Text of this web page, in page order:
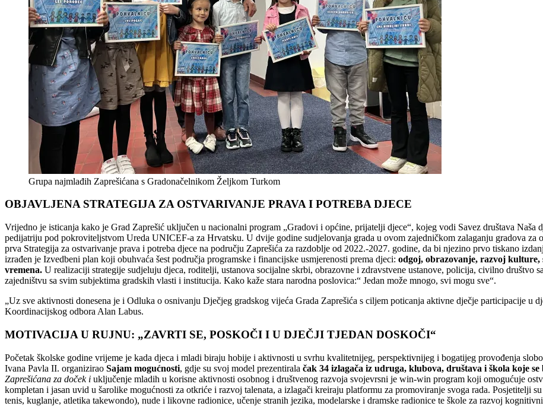
Grupa najmlađih Zaprešićana s Gradonačelnikom Željkom Turkom
OBJAVLJENA STRATEGIJA ZA OSTVARIVANJE PRAVA I POTREBA DJECE
Vrijedno je isticanja kako je Grad Zaprešić uključen u nacionalni program „Gradovi i općine, prijatelji djece“, kojeg vodi Savez društava
pedijatriju pod pokroviteljstvom Ureda UNICEF-a za Hrvatsku. U dvije godine sudjelovanja grada u ovom zajedničkom zalaganju gradova za
prva Strategija za ostvarivanje prava i potreba djece na području Zaprešića za razdoblje od 2022.-2027. godine, da bi njezino prvo tiskano
izrađen je Izvedbeni plan koji obuhvaća šest područja programske i financijske usmjerenosti prema djeci: odgoj, obrazovanje, razvoj
vremena. U realizaciji strategije sudjeluju djeca, roditelji, ustanova socijalne skrbi, obrazovne i zdravstvene ustanove, policija, civilno društvo
zajedništvu sa svim subjektima gradskih vlasti i institucija. Kako kaže stara narodna poslovica:“ Jedan može mnogo, svi mogu sve“.
„Uz sve aktivnosti donesena je i Odluka o osnivanju Dječjeg gradskog vijeća Grada Zaprešića s ciljem poticanja aktivne dječje participacije u
Koordinacijskog odbora Alan Labus.
MOTIVACIJA U RUJNU: „ZAVRTI SE, POSKOČI I U DJEČJI TJEDAN DOSKOČI“
Početak školske godine vrijeme je kada djeca i mladi biraju hobije i aktivnosti u svrhu kvalitetnijeg, perspektivnijeg i bogatijeg provođenja
Ivana Pavla II. organizirao Sajam mogućnosti, gdje su svoj model prezentirala čak 34 izlagača iz udruga, klubova, društava i škola koje
Zaprešićana za doček i uključenje mladih u korisne aktivnosti osobnog i društvenog razvoja svojevrsni je win-win program koji omogućuje
kompletan i jasan uvid u šarolike mogućnosti za otkriće i razvoj talenata, a izlagači kreiraju platformu za promoviranje svoga rada. Posjetitelji
tenis, kuglanje, atletika takewondo), nude i likovne radionice, učenje stranih jezika, modelarske i dramske radionice te škole za razvoj